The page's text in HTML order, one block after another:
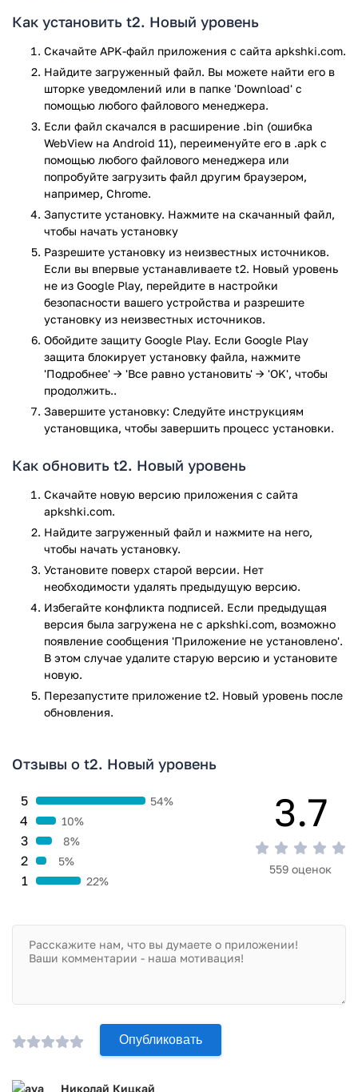
четко проработанному приложению, сотрудничать с
компанией становится максимально легко.
Функционал приложения весьма широк и включает в себя
все необходимые для грамотного управления
возможности:
подключение или отключение платных и бесплатных
услуг;
смена тарифного плана;
проверка актуального баланса, интернет-трафика и
других показателей;
установка на экране смартфона удобного виджета
настройка подключенного тарифа;
обмен минут на интернет-трафик;
оперативное пополнение баланса;
просмотр подробной детализации затраченных
возможность использования функции обещанного
платежа или автоматического платежа с банковской
карты;
одном устройстве.
которые выгодно отличают его от сервисов других
понятный интерфейс, который прост в использовании
даже тем, кто не является уверенным пользователем
смартфонов. Регистрация в приложении также достаточно
проста и выполняется буквально в несколько кликов.
Стилистическое оформление приложения очень
лаконично, однако за ним скрывается широкий
функционал.
Скачать приложение Мой Tele2 можно абсолютно
бесплатно на любой смартфон с поддержкой Android в
формате Apk. Сделать это можно без дополнительной
регистрации на сайте или отправки Sms.
Приложение t2. Новый уровень прошло проверку
Как установить t2. Новый уровень
Скачайте APK-файл приложения с сайта apkshki.com.
Найдите загруженный файл. Вы можете найти его в
шторке уведомлений или в папке 'Download' с
помощью любого файлового менеджера.
Если файл скачался в расширение .bin (ошибка
WebView на Android 11), переименуйте его в .apk с
помощью любого файлового менеджера или
попробуйте загрузить файл другим браузером,
например, Chrome.
Запустите установку. Нажмите на скачанный файл,
чтобы начать установку
Разрешите установку из неизвестных источников.
Если вы впервые устанавливаете t2. Новый уровень
не из Google Play, перейдите в настройки
безопасности вашего устройства и разрешите
установку из неизвестных источников.
Обойдите защиту Google Play. Если Google Play
защита блокирует установку файла, нажмите
'Подробнее' → 'Все равно установить' → 'OK', чтобы
продолжить..
Завершите установку: Следуйте инструкциям
установщика, чтобы завершить процесс установки.
Как обновить t2. Новый уровень
Скачайте новую версию приложения с сайта
apkshki.com.
Найдите загруженный файл и нажмите на него,
чтобы начать установку.
Установите поверх старой версии. Нет
необходимости удалять предыдущую версию.
Избегайте конфликта подписей. Если предыдущая
версия была загружена не с apkshki.com, возможно
появление сообщения 'Приложение не установлено'.
В этом случае удалите старую версию и установите
новую.
Перезапустите приложениe t2. Новый уровень после
обновления.
Отзывы о t2. Новый уровень
1 22%
2 5%
3 8%
4 10%
5 54% 3.7
559 оценок
Опубликовать
Николай Кицкай